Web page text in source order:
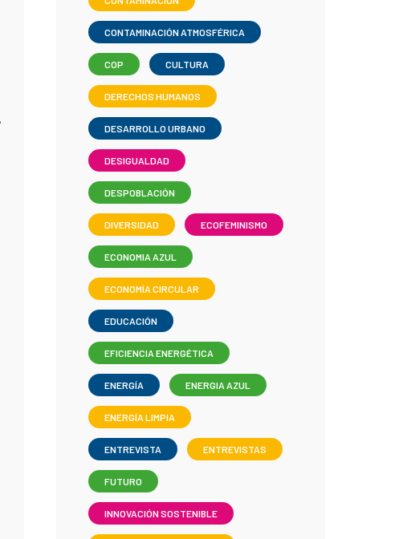
CONTAMINACIÓN ATMOSFÉRICA
COP CULTURA
DERECHOS HUMANOS
DESARROLLO URBANO
DESIGUALDAD
DESPOBLACIÓN
DIVERSIDAD ECOFEMINISMO
ECONOMIA AZUL
ECONOMÍA CIRCULAR
EDUCACIÓN
EFICIENCIA ENERGÉTICA
ENERGÍA ENERGIA AZUL
ENERGÍA LIMPIA
ENTREVISTA ENTREVISTAS
FUTURO
INNOVACIÓN SOSTENIBLE